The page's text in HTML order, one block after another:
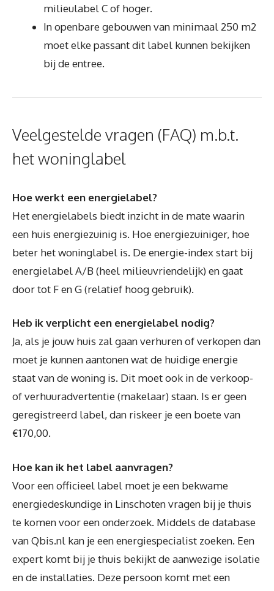
milieulabel C of hoger.
In openbare gebouwen van minimaal 250 m2
moet elke passant dit label kunnen bekijken
bij de entree.
Veelgestelde vragen (FAQ) m.b.t.
het woninglabel
Hoe werkt een energielabel?
Het energielabels biedt inzicht in de mate waarin
een huis energiezuinig is. Hoe energiezuiniger, hoe
beter het woninglabel is. De energie-index start bij
energielabel A/B (heel milieuvriendelijk) en gaat
door tot F en G (relatief hoog gebruik).
Heb ik verplicht een energielabel nodig?
Ja, als je jouw huis zal gaan verhuren of verkopen dan
moet je kunnen aantonen wat de huidige energie
staat van de woning is. Dit moet ook in de verkoop-
of verhuuradvertentie (makelaar) staan. Is er geen
geregistreerd label, dan riskeer je een boete van
€170,00.
Hoe kan ik het label aanvragen?
Voor een officieel label moet je een bekwame
energiedeskundige in Linschoten vragen bij je thuis
te komen voor een onderzoek. Middels de database
van Qbis.nl kan je een energiespecialist zoeken. Een
expert komt bij je thuis bekijkt de aanwezige isolatie
en de installaties. Deze persoon komt met een